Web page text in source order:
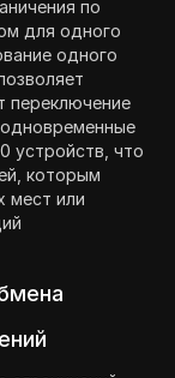
по
для одного
одного
переключение
устройств, что
которым
мест или